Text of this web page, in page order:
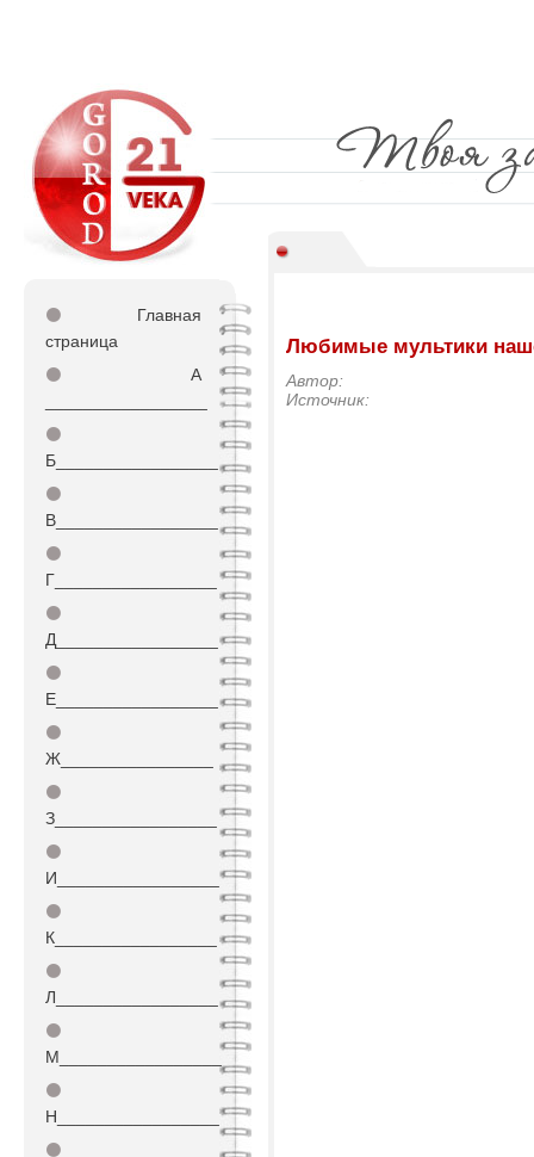
⚫
Главная
страница
⚫
А
⚫
Б_________________
⚫
В_________________
⚫
Г_________________
⚫
Д_________________
⚫
Е_________________
⚫
Ж________________
⚫
З_________________
⚫
И_________________
⚫
К_________________
⚫
Л_________________
⚫
М_________________
⚫
Н_________________
⚫
Любимые мультики
Автор:
Источник: